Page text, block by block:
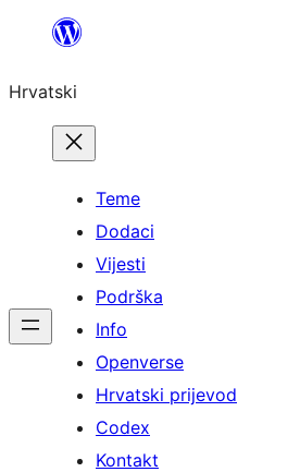
Skoči
sadržaja
Hrvatski
Teme
Dodaci
Vijesti
Podrška
Info
Openverse
Hrvatski prijevod
Codex
Kontakt